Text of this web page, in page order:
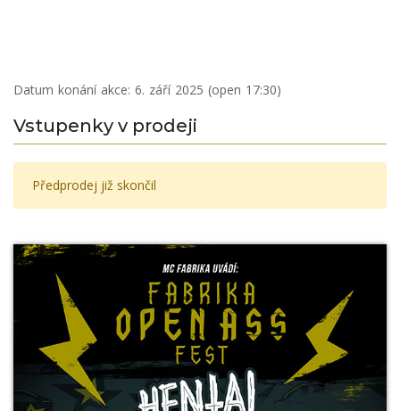
Datum konání akce: 6. září 2025 (open 17:30)
Vstupenky v prodeji
Předprodej již skončil